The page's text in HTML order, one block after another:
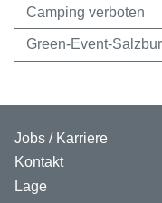
Camping verboten
Green-Event-
Jobs / Karriere
Kontakt
Lage